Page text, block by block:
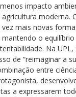
impacto
moderna.
mais novas
o
Na
de “reimaginar a
entre
a expressarem